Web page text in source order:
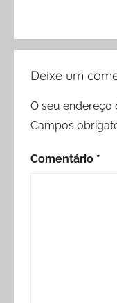
Deixe um
O seu endereço
Campos
Comentário *